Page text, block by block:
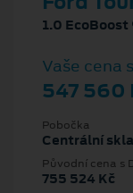
1.0
Vaše cena
547 560
Pobočka
Centrální
Původní cena s
755 524 Kč